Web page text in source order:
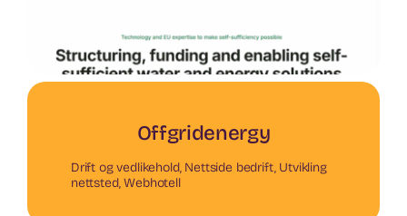
Offgridenergy
Drift og vedlikehold, Nettside bedrift, Utvikling
nettsted,Webhotell